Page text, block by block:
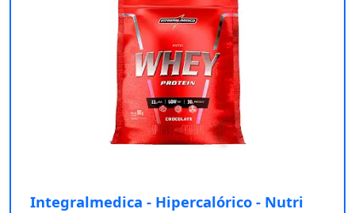
Integralmedica - Hipercalórico - Nutri